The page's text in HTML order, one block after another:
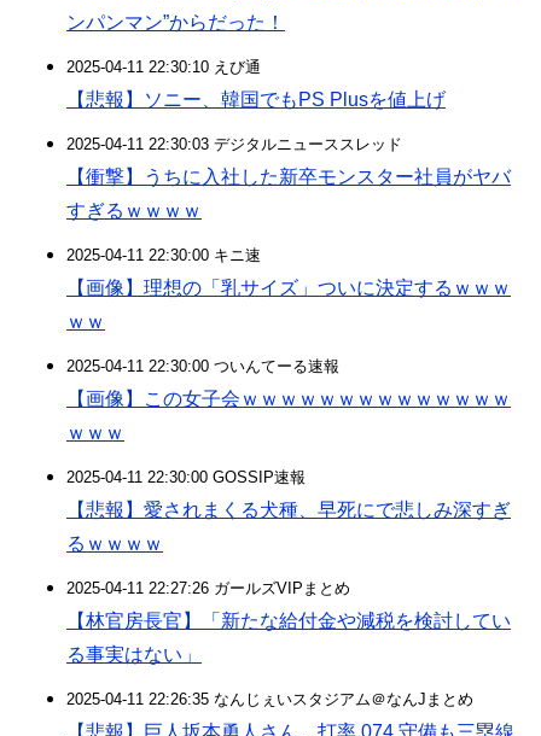
ンパンマン”からだった！
2025-04-11 22:30:10 えび通
【悲報】ソニー、韓国でもPS Plusを値上げ
2025-04-11 22:30:03 デジタルニューススレッド
【衝撃】うちに入社した新卒モンスター社員がヤバ
すぎるｗｗｗｗ
2025-04-11 22:30:00 キニ速
【画像】理想の「乳サイズ」ついに決定するｗｗｗ
ｗｗ
2025-04-11 22:30:00 ついんてーる速報
【画像】この女子会ｗｗｗｗｗｗｗｗｗｗｗｗｗｗ
ｗｗｗ
2025-04-11 22:30:00 GOSSIP速報
【悲報】愛されまくる犬種、早死にで悲しみ深すぎ
るｗｗｗｗ
2025-04-11 22:27:26 ガールズVIPまとめ
【林官房長官】「新たな給付金や減税を検討してい
る事実はない」
2025-04-11 22:26:35 なんじぇいスタジアム＠なんJまとめ
【悲報】巨人坂本勇人さん、打率.074 守備も三塁線